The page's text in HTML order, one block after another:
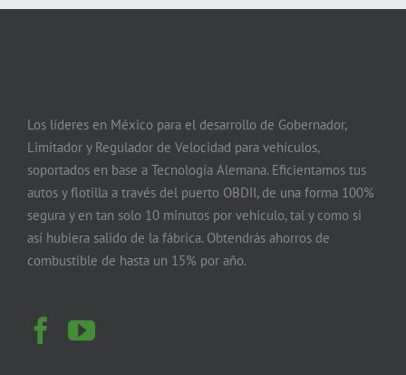
Los líderes en México para el desarrollo de Gobernador,
Limitador y Regulador de Velocidad para vehículos,
soportados en base a Tecnología Alemana. Eficientamos tus
autos y flotilla a través del puerto OBDII, de una forma 100%
segura y en tan solo 10 minutos por vehículo, tal y como si
así hubiera salido de la fábrica. Obtendrás ahorros de
combustible de hasta un 15% por año.